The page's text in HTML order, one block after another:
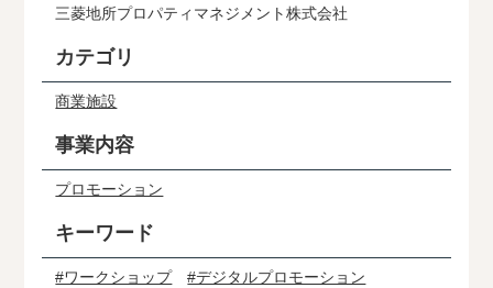
三菱地所プロパティマネジメント株式会社
カテゴリ
商業施設
事業内容
プロモーション
キーワード
#ワークショップ
#デジタルプロモーション